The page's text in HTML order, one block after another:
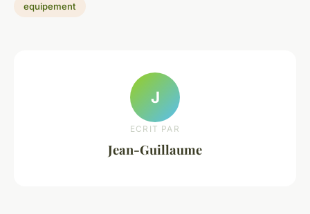
equipement
J
ECRIT PAR
Jean-Guillaume